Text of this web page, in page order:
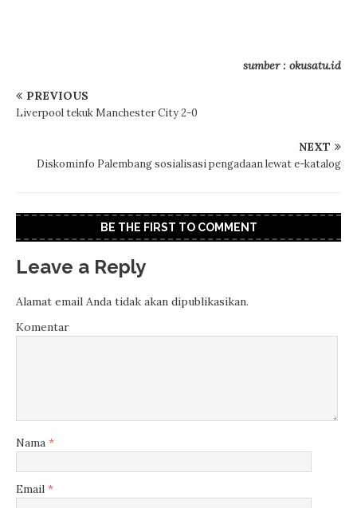
sumber : okusatu.id
PREVIOUS
Liverpool tekuk Manchester City 2-0
NEXT
Diskominfo Palembang sosialisasi pengadaan lewat e-katalog
BE THE FIRST TO COMMENT
Leave a Reply
Alamat email Anda tidak akan dipublikasikan.
Komentar
Nama *
Email *